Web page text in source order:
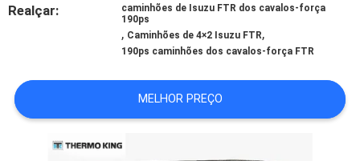
NOTÍCIAS
MAPA
Realçar:
caminhões de Isuzu FTR dos cavalos-força
190ps
, Caminhões de 4×2 Isuzu FTR,
190ps caminhões dos cavalos-força FTR
MELHOR PREÇO